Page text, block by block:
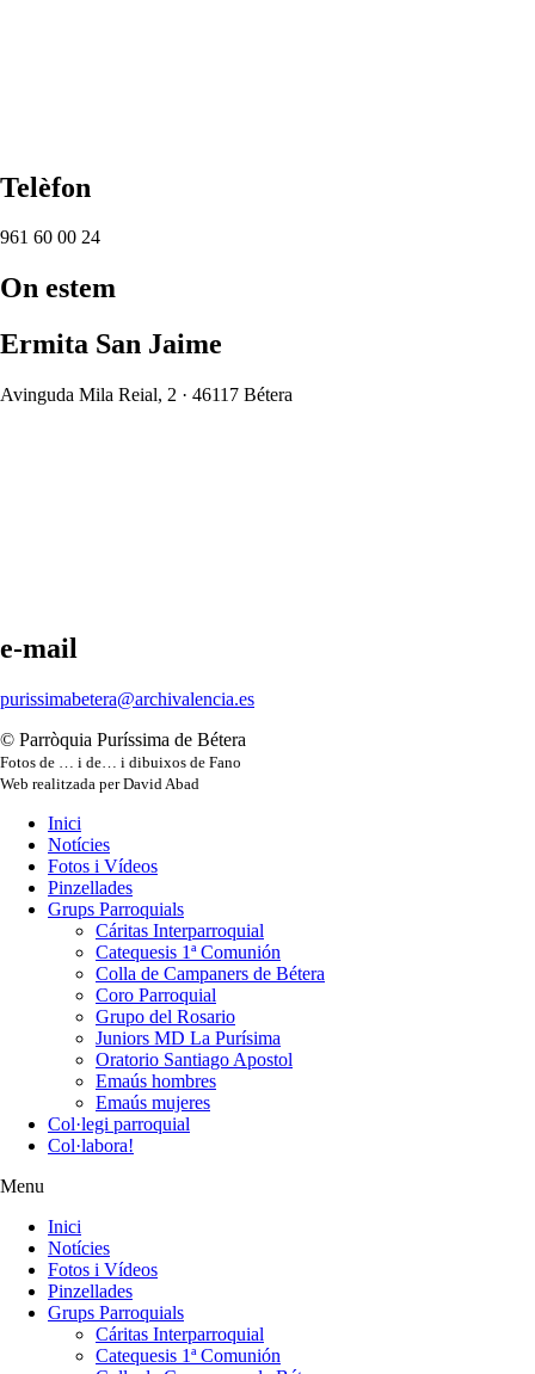
Telèfon
961 60 00 24
On estem
Ermita San Jaime
Avinguda Mila Reial, 2 · 46117 Bétera
e-mail
purissimabetera@archivalencia.es
© Parròquia Puríssima de Bétera
Fotos de … i de… i dibuixos de Fano
Web realitzada per David Abad
Inici
Notícies
Fotos i Vídeos
Pinzellades
Grups Parroquials
Cáritas Interparroquial
Catequesis 1ª Comunión
Colla de Campaners de Bétera
Coro Parroquial
Grupo del Rosario
Juniors MD La Purísima
Oratorio Santiago Apostol
Emaús hombres
Emaús mujeres
Col·legi parroquial
Col·labora!
Menu
Inici
Notícies
Fotos i Vídeos
Pinzellades
Grups Parroquials
Cáritas Interparroquial
Catequesis 1ª Comunión